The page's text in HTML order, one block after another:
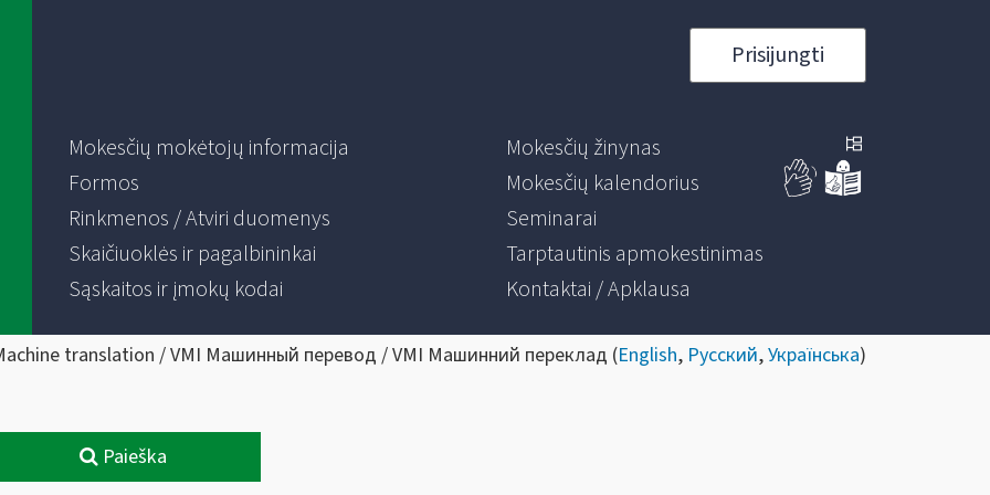
Prisijungti
Mokesčių mokėtojų informacija
Formos
Rinkmenos / Atviri duomenys
Skaičiuoklės ir pagalbininkai
Sąskaitos ir įmokų kodai
Mokesčių žinynas
Mokesčių kalendorius
Seminarai
Tarptautinis apmokestinimas
Kontaktai / Apklausa
translation / VMI Машинный перевод / VMI Машинний переклад (English, Русский,Українська)
Paieška